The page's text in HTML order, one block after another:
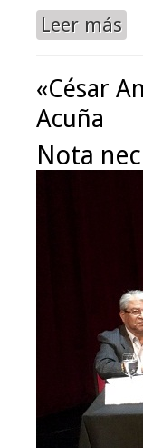
Leer más
«César
Acuña
Nota